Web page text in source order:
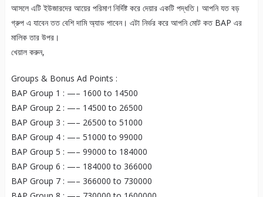
আসলে এটি ইউজারদের আয়ের পরিমাণ নির্দিষ্ট করে দেয়ার একটি পদ্ধতি। আপনি যত বড়
গ্রুপ এ যাবেন তত বেশি দামি অ্যাড পাবেন। এটা নির্ভর করে আপনি মোট কত BAP এর
মালিক তার উপর।
খেয়াল করুন,
Groups & Bonus Ad Points :
BAP Group 1 : —– 1600 to 14500
BAP Group 2 : —– 14500 to 26500
BAP Group 3 : —– 26500 to 51000
BAP Group 4 : —– 51000 to 99000
BAP Group 5 : —– 99000 to 184000
BAP Group 6 : —– 184000 to 366000
BAP Group 7 : —– 366000 to 730000